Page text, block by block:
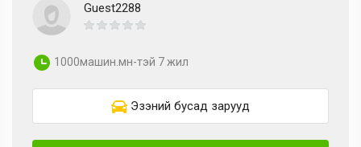
Guest2288
1000машин.мн-тэй 7 жил
Эзэний бусад зарууд